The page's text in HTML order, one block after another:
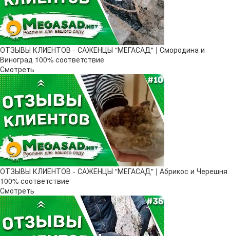
ОТЗЫВЫ КЛИЕНТОВ - САЖЕНЦЫ "МЕГАСАД" | Смородина и
Виноград 100% соответствие
Смотреть
ОТЗЫВЫ КЛИЕНТОВ - САЖЕНЦЫ "МЕГАСАД" | Абрикос и Черешня
100% соответствие
Смотреть